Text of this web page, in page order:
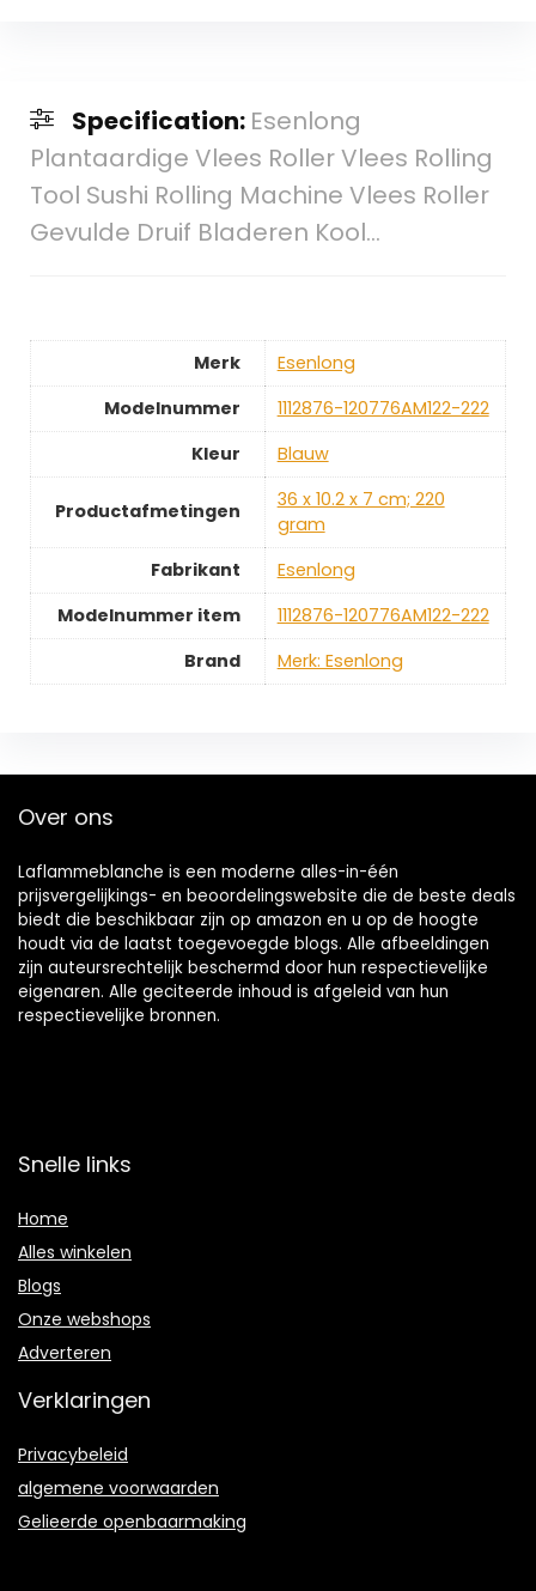
Specification: Esenlong
Plantaardige Vlees Roller Vlees Rolling
Tool Sushi Rolling Machine Vlees Roller
Gevulde Druif Bladeren Kool…
Merk
‎Esenlong
Modelnummer
‎1112876-120776AM122-222
Kleur
‎Blauw
Productafmetingen
‎36 x 10.2 x 7 cm; 220
gram
Fabrikant
‎Esenlong
Modelnummer item
‎1112876-120776AM122-222
Brand
Merk: Esenlong
Over ons
Laflammeblanche is een moderne alles-in-één
prijsvergelijkings- en beoordelingswebsite die de beste deals
biedt die beschikbaar zijn op amazon en u op de hoogte
houdt via de laatst toegevoegde blogs. Alle afbeeldingen
zijn auteursrechtelijk beschermd door hun respectievelijke
eigenaren. Alle geciteerde inhoud is afgeleid van hun
respectievelijke bronnen.
Snelle links
Home
Alles winkelen
Blogs
Onze webshops
Adverteren
Verklaringen
Privacybeleid
algemene voorwaarden
Gelieerde openbaarmaking